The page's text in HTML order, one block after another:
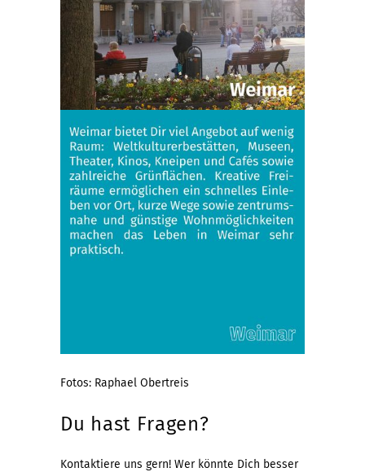
Fotos: Raphael Obertreis
Du hast Fragen?
Kontaktiere uns gern! Wer könnte Dich besser